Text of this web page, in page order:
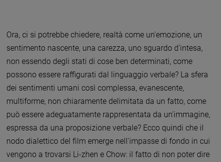
Ora, ci si potrebbe chiedere, realtà come un'emozione, un
sentimento nascente, una carezza, uno sguardo d'intesa,
non essendo degli stati di cose ben determinati, come
possono essere raffigurati dal linguaggio verbale? La sfera
dei sentimenti umani così complessa, evanescente,
multiforme, non chiaramente delimitata da un fatto, come
può essere adeguatamente rappresentata da un'immagine,
espressa da una proposizione verbale? Ecco quindi che il
nodo dialettico del film emerge nell'impasse di fondo in cui
vengono a trovarsi Li-zhen e Chow: il fatto di non poter dire